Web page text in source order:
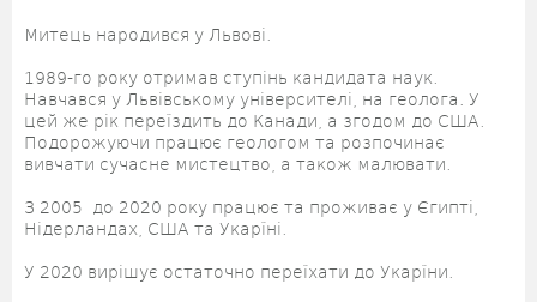
Митець народився у Львові.
1989-го року отримав ступінь кандидата наук.
Навчався у Львівському університелі, на геолога. У
цей же рік переїздить до Канади, а згодом до США.
Подорожуючи працює геологом та розпочинає
вивчати сучасне мистецтво, а також малювати.
З 2005 до 2020 року працює та проживає у Єгипті,
Нідерландах, США та Укарїні.
У 2020 вирішує остаточно переїхати до Укарїни.